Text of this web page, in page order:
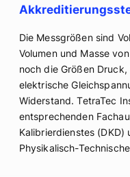
Die Messgrößen sind
Volumen und Masse
noch die Größen
elektrische
Widerstand. TetraTec
entsprechenden
Kalibrierdienstes
Physikalisch-